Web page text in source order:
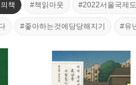
책 #책읽아웃 #2022서울국제
#좋아하는것에당당해지기 #유